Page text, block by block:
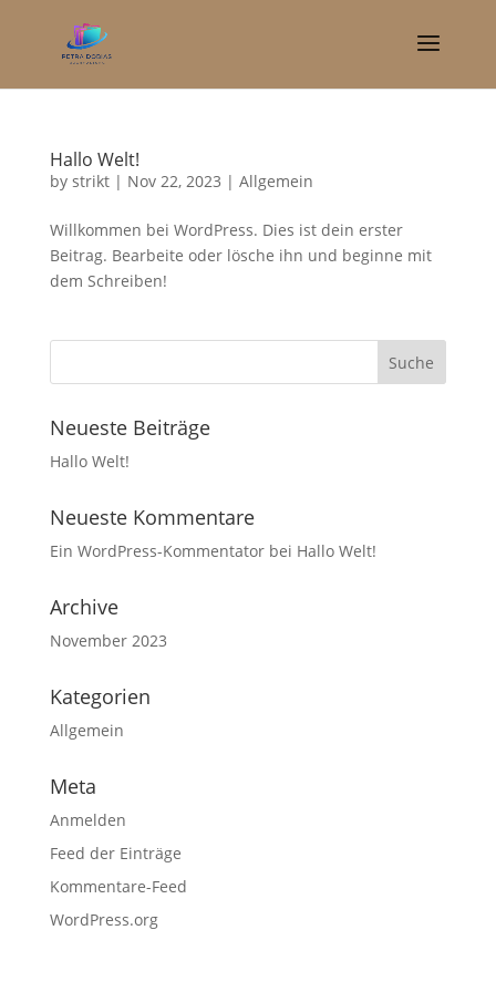
Hallo Welt!
by strikt| Nov 22, 2023 | Allgemein
Willkommen bei WordPress. Dies ist dein erster
Beitrag. Bearbeite oder lösche ihn und beginne mit
dem Schreiben!
Neueste Beiträge
Hallo Welt!
Neueste Kommentare
Ein WordPress-Kommentatorbei Hallo Welt!
Archive
November 2023
Kategorien
Allgemein
Meta
Anmelden
Feed der Einträge
Kommentare-Feed
WordPress.org